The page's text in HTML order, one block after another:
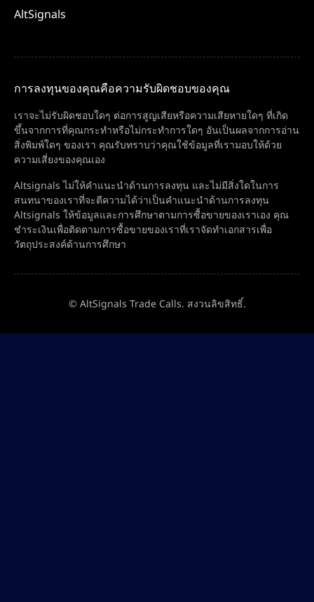
AltSignals
การลงทุนของคุณคือความรับผิดชอบของคุณ
เราจะไม่รับผิดชอบใดๆ ต่อการสูญเสียหรือความเสียหายใดๆ ที่เกิด
ขึ้นจากการที่คุณกระทำหรือไม่กระทำการใดๆ อันเป็นผลจากการอ่าน
สิ่งพิมพ์ใดๆ ของเรา คุณรับทราบว่าคุณใช้ข้อมูลที่เรามอบให้ด้วย
ความเสี่ยงของคุณเอง
Altsignals ไม่ให้คำแนะนำด้านการลงทุน และไม่มีสิ่งใดในการ
สนทนาของเราที่จะตีความได้ว่าเป็นคำแนะนำด้านการลงทุน
Altsignals ให้ข้อมูลและการศึกษาตามการซื้อขายของเราเอง คุณ
ชำระเงินเพื่อติดตามการซื้อขายของเราที่เราจัดทำเอกสารเพื่อ
วัตถุประสงค์ด้านการศึกษา
© AltSignals Trade Calls. สงวนลิขสิทธิ์.